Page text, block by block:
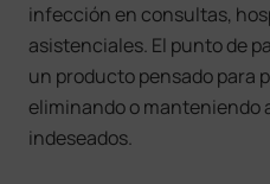
infección en consultas,
asistenciales. El punto de
un producto pensado para
eliminando o manteniendo
indeseados.